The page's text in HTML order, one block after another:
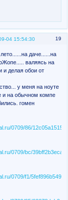
19
04 15:54:30
даче......на
валяясь на
и делая обои от
у меня на ноуте
и на обычном компе
гомен